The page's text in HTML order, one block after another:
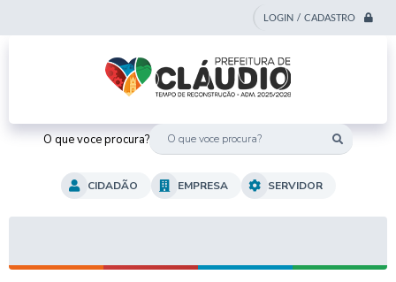
LOGIN / CADASTRO
O que voce procura?
CIDADÃO EMPRESA SERVIDOR